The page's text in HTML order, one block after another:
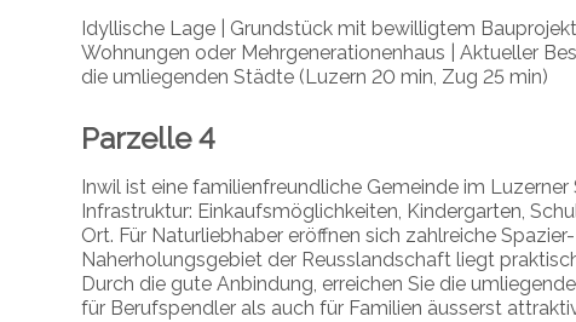
Idyllische Lage | Grundstück mit bewilligtem Bauprojekt
Wohnungen oder Mehrgenerationenhaus | Aktueller
die umliegenden Städte (Luzern 20 min, Zug 25 min)
Parzelle 4
Inwil ist eine familienfreundliche Gemeinde im
Infrastruktur: Einkaufsmöglichkeiten, Kindergarten,
Ort. Für Naturliebhaber eröffnen sich zahlreiche
Naherholungsgebiet der Reusslandschaft liegt
Durch die gute Anbindung, erreichen Sie die
für Berufspendler als auch für Familien äusserst